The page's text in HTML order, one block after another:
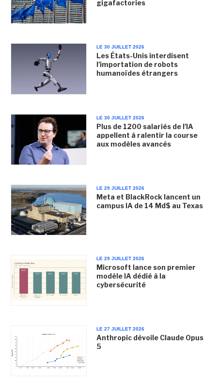
gigafactories
LE 30 JUILLET 2026
Les États-Unis interdisent
l'importation de robots
humanoïdes étrangers
LE 30 JUILLET 2026
Plus de 1200 salariés de l'IA
appellent à ralentir la course
aux modèles avancés
LE 29 JUILLET 2026
Meta et BlackRock lancent un
campus IA de 14 Md$ au Texas
LE 29 JUILLET 2026
Microsoft lance son premier
modèle IA dédié à la
cybersécurité
LE 27 JUILLET 2026
Anthropic dévoile Claude Opus
5